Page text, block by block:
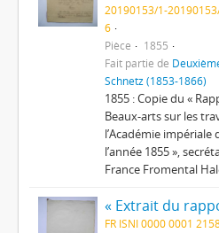
20190153/1-
6
Pièce
1855
Fait partie de
Schnetz (1853-1866)
1855 : Copie du «
Beaux-arts sur les
l’Académie
l’année 1855 »,
France Fromental
FR ISNI 0000 0001